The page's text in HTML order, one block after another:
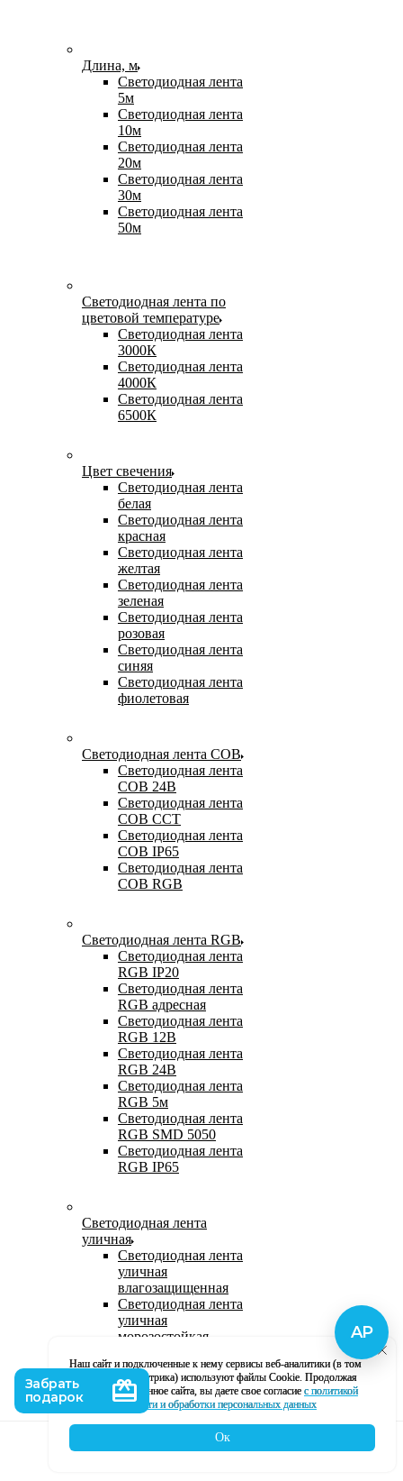
Длина, м
Светодиодная лента
5м
Светодиодная лента
10м
Светодиодная лента
20м
Светодиодная лента
30м
Светодиодная лента
50м
Светодиодная лента по
цветовой температуре
Светодиодная лента
3000К
Светодиодная лента
4000К
Светодиодная лента
6500К
Цвет свечения
Светодиодная лента
белая
Светодиодная лента
красная
Светодиодная лента
желтая
Светодиодная лента
зеленая
Светодиодная лента
розовая
Светодиодная лента
синяя
Светодиодная лента
фиолетовая
Светодиодная лента COB
Светодиодная лента
COB 24В
Светодиодная лента
COB CCT
Светодиодная лента
COB IP65
Светодиодная лента
COB RGB
Светодиодная лента RGB
Светодиодная лента
RGB IP20
Светодиодная лента
RGB адресная
Светодиодная лента
RGB 12В
Светодиодная лента
RGB 24В
Светодиодная лента
RGB 5м
Светодиодная лента
RGB SMD 5050
Светодиодная лента
RGB IP65
Светодиодная лента
уличная
Светодиодная лента
уличная
влагозащищенная
Светодиодная лента
уличная
морозостойкая
светодиодная лента
220В
Светодиодная лента
уличная в силиконе
Наш сайт и подключенные к нему сервисы веб-аналитики (в том
числе, Яндекс Метрика) используют файлы Cookie. Продолжая
использование данное сайта, вы даете свое согласие с политикой
кофиденциальности и обработки персональных данных
Ок